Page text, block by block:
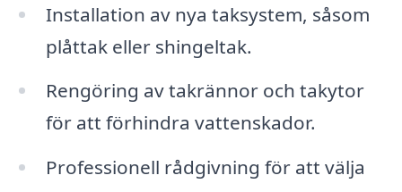
Installation av nya taksystem, såsom
plåttak eller shingeltak.
Rengöring av takrännor och takytor
för att förhindra vattenskador.
Professionell rådgivning för att välja